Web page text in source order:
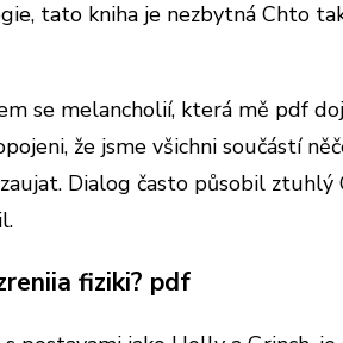
tato kniha je nezbytná Chto
se melancholií, která mě pdf
že jsme všichni součástí
Dialog často působil
fiziki? pdf